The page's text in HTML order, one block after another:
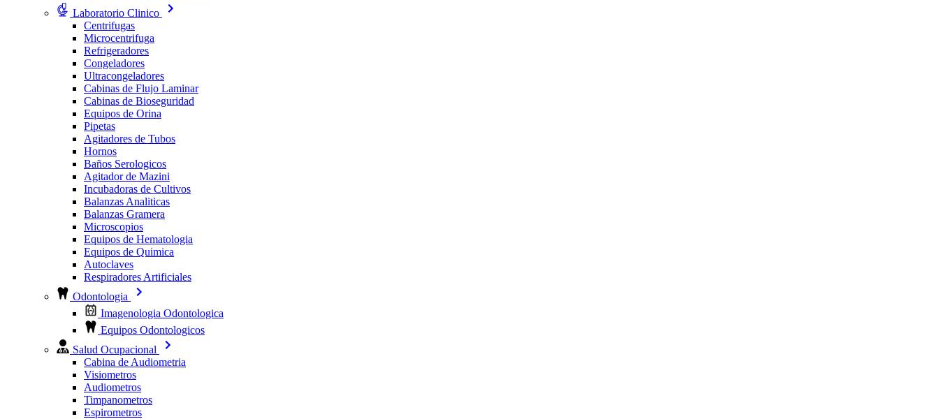
Laboratorio Clinico
Centrifugas
Microcentrifuga
Refrigeradores
Congeladores
Ultracongeladores
Cabinas de Flujo Laminar
Cabinas de Bioseguridad
Equipos de Orina
Pipetas
Agitadores de Tubos
Hornos
Baños Serologicos
Agitador de Mazini
Incubadoras de Cultivos
Balanzas Analiticas
Balanzas Gramera
Microscopios
Equipos de Hematologia
Equipos de Quimica
Autoclaves
Respiradores Artificiales
Odontologia
Imagenologia Odontologica
Equipos Odontologicos
Salud Ocupacional
Cabina de Audiometria
Visiometros
Audiometros
Timpanometros
Espirometros